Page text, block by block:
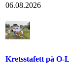
06.08.2026
Kretsstafett på O-